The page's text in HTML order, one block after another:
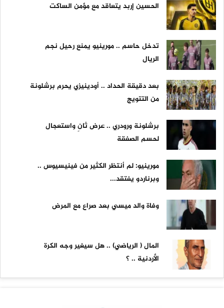
الحسين إربد يتعاقد مع مؤمن الساكت
تدخل حاسم .. مورينيو يمنع رحيل نجم
الريال
بعد دقيقة الحداد .. أودينيزي يحرم برشلونة
من التتويج
برشلونة ورودري .. عرض ثانٍ واستعجال
لحسم الصفقة
مورينيو: لم أنتظر الكثير من فينيسيوس ..
وبرناردو يفتقد...
وفاة والد ميسي بعد صراع مع المرض
المال ( الرياضي) .. هل سيغير وجه الكرة
الأردنية .. ؟